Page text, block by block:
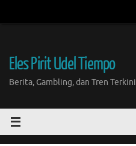
Eles Pirit Udel Tiempo
Berita, Gambling, dan Tren Terkini